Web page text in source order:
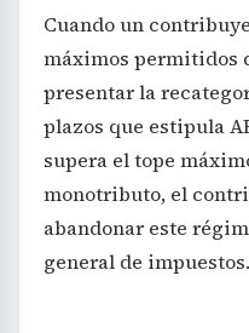
Cuando un
máximos permitidos
presentar la
plazos que estipula
supera el tope
monotributo, el
abandonar este
general de impuestos.